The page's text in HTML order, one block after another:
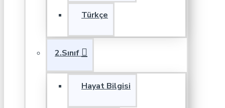
Türkçe
2.Sınıf
Hayat Bilgisi